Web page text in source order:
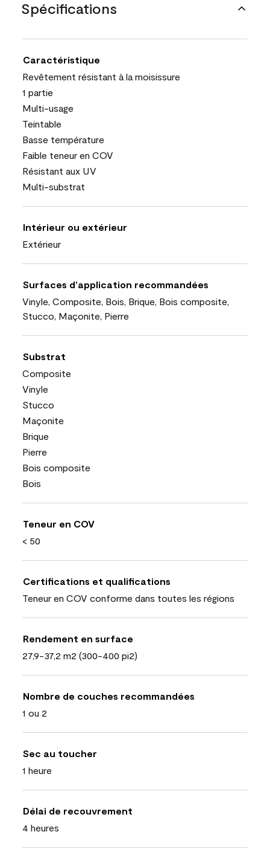
Spécifications
Caractéristique
Revêtement résistant à la moisissure
1 partie
Multi-usage
Teintable
Basse température
Faible teneur en COV
Résistant aux UV
Multi-substrat
Intérieur ou extérieur
Extérieur
Surfaces d’application recommandées
Vinyle, Composite, Bois, Brique, Bois composite,
Stucco, Maçonite, Pierre
Substrat
Composite
Vinyle
Stucco
Maçonite
Brique
Pierre
Bois composite
Bois
Teneur en COV
< 50
Certifications et qualifications
Teneur en COV conforme dans toutes les régions
Rendement en surface
27,9-37,2 m2 (300-400 pi2)
Nombre de couches recommandées
1 ou 2
Sec au toucher
1 heure
Délai de recouvrement
4 heures